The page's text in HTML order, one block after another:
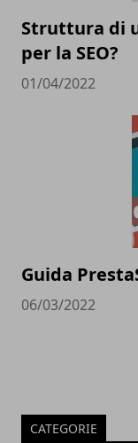
Struttura di
per la SEO?
01/04/2022
Guida
06/03/2022
CATEGORIE